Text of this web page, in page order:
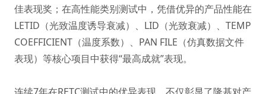
佳表现奖；在高性能类别测试中，凭借优异的产品性能在
LETID（光致温度诱导衰减）、LID（光致衰减）、TEMP
COEFFICIENT（温度系数）、PAN FILE（仿真数据文件
表现）等核心项目中获得“最高成就”表现。